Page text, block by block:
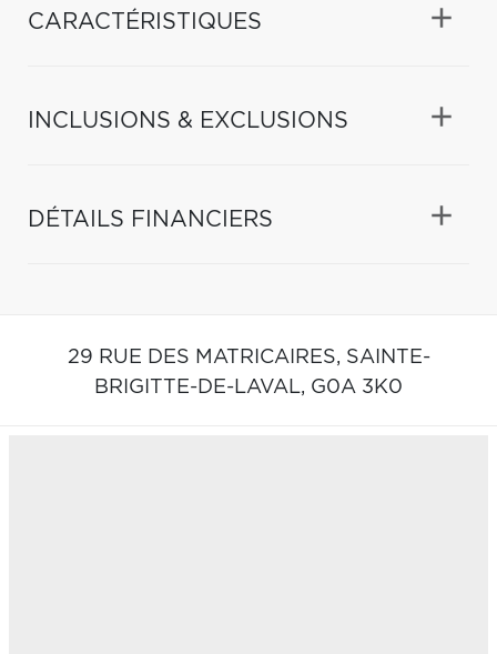
CARACTÉRISTIQUES
INCLUSIONS & EXCLUSIONS
DÉTAILS FINANCIERS
29 RUE DES MATRICAIRES, SAINTE-
BRIGITTE-DE-LAVAL, G0A 3K0